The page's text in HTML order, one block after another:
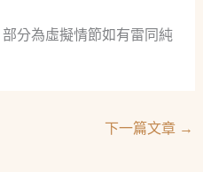
分為虛擬情節如有雷同純
下一篇文章 →